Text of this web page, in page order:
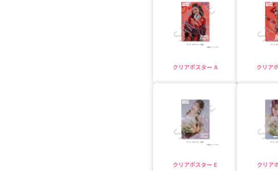
クリアポスター A クリア
クリアポスター E クリア